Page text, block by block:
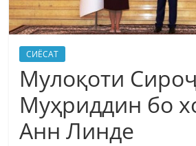
СИЁСАТ
Мулоқоти
Муҳриддин бо
Анн Линде